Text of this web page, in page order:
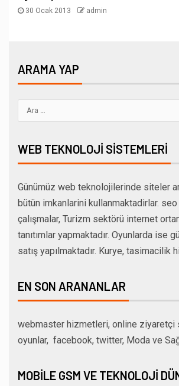
30 Ocak 2013 admin
ARAMA YAP
WEB TEKNOLOJI SISTEMLERI
Günümüz web teknolojilerinde siteler
bütün imkanlarini kullanmaktadirlar. seo
çalışmalar, Turizm sektörü internet
tanıtımlar yapmaktadır. Oyunlarda ise
satış yapılmaktadır. Kurye, tasimacilik
EN SON ARANANLAR
webmaster hizmetleri, online ziyaretçi
oyunlar, facebook, twitter, Moda ve
MOBILE GSM VE TEKNOLOJI